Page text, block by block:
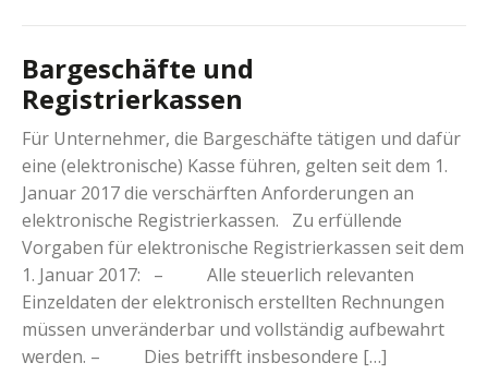
Bargeschäfte und
Registrierkassen
Für Unternehmer, die Bargeschäfte tätigen und dafür
eine (elektronische) Kasse führen, gelten seit dem 1.
Januar 2017 die verschärften Anforderungen an
elektronische Registrierkassen. Zu erfüllende
Vorgaben für elektronische Registrierkassen seit dem
1. Januar 2017: – Alle steuerlich relevanten
Einzeldaten der elektronisch erstellten Rechnungen
müssen unveränderbar und vollständig aufbewahrt
werden. – Dies betrifft insbesondere […]